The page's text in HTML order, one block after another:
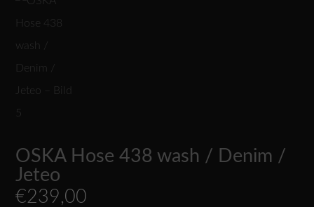
OSKA Hose 438 wash / Denim /
Jeteo
€239,00